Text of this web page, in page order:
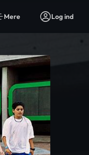
Mere Log ind